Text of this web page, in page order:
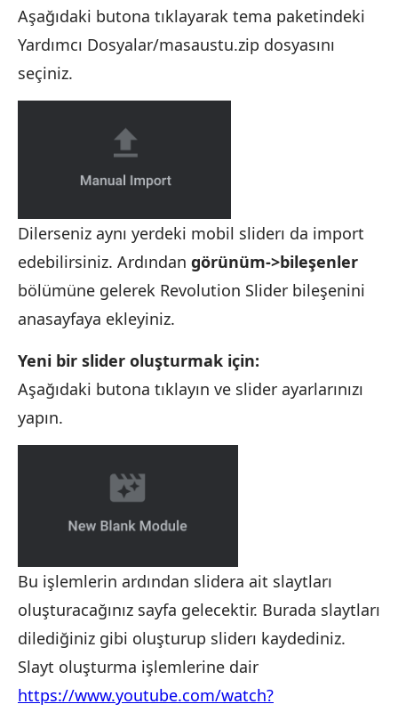
Aşağıdaki butona tıklayarak tema paketindeki
Yardımcı Dosyalar/masaustu.zip dosyasını
seçiniz.
Dilerseniz aynı yerdeki mobil sliderı da import
edebilirsiniz. Ardından görünüm->bileşenler
bölümüne gelerek Revolution Slider bileşenini
anasayfaya ekleyiniz.
Yeni bir slider oluşturmak için:
Aşağıdaki butona tıklayın ve slider ayarlarınızı
yapın.
Bu işlemlerin ardından slidera ait slaytları
oluşturacağınız sayfa gelecektir. Burada slaytları
dilediğiniz gibi oluşturup sliderı kaydediniz.
Slayt oluşturma işlemlerine dair
https://www.youtube.com/watch?